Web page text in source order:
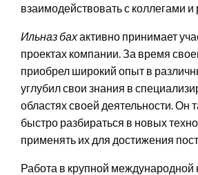
взаимодействовать с коллегами и
Ильназ бахактивно принимает
проектах компании. За время
приобрел широкий опыт в
углубил свои знания в
областях своей деятельности. Он
быстро разбираться в новых
применять их для достижения
Работа в крупной международной